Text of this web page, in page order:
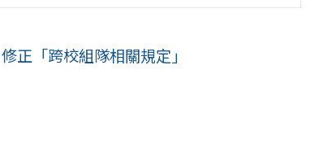
正「跨校組隊相關規定」